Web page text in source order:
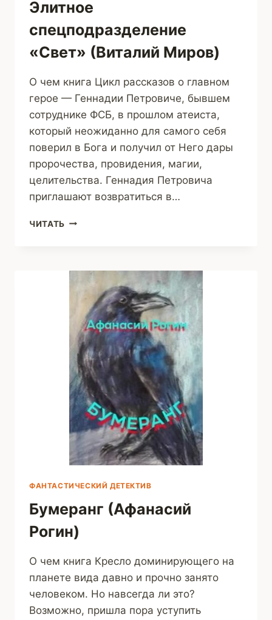
Элитное
спецподразделение
«Свет» (Виталий Миров)
О чем книга Цикл рассказов о главном
герое — Геннадии Петровиче, бывшем
сотруднике ФСБ, в прошлом атеиста,
который неожиданно для самого себя
поверил в Бога и получил от Него дары
пророчества, провидения, магии,
целительства. Геннадия Петровича
приглашают возвратиться в…
ЧИТАТЬ ЭЛИТНОЕ
МИРОВ)
ФАНТАСТИЧЕСКИЙ ДЕТЕКТИВ
Бумеранг (Афанасий
Рогин)
О чем книга Кресло доминирующего на
планете вида давно и прочно занято
человеком. Но навсегда ли это?
Возможно, пришла пора уступить